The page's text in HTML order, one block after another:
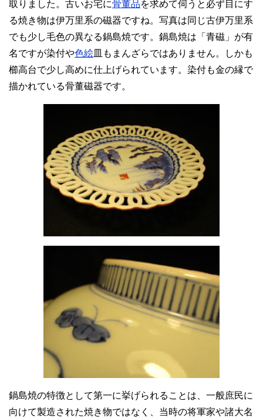
取りました。古いお宅に骨董品を求めて伺うと必ず目にす
る焼き物は伊万里系の磁器ですね。写真は同じ古伊万里系
でも少し毛色の異なる鍋島焼です。鍋島焼は「青磁」が有
名ですが染付や色絵皿もまんざらではありません。しかも
櫛高台で少し高めに仕上げられています。染付も金の縁で
描かれている骨董磁器です。
鍋島焼の特徴として第一に挙げられることは、一般庶民に
向けて製造された焼き物ではなく、当時の将軍家や諸大名